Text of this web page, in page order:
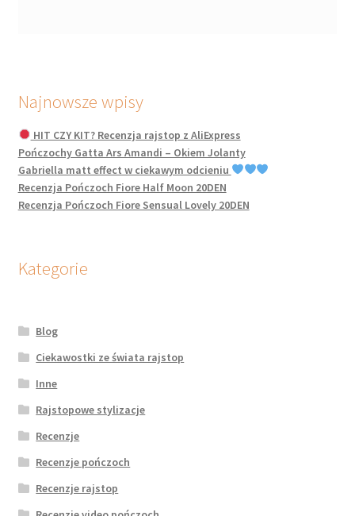
Najnowsze wpisy
HIT CZY KIT? Recenzja rajstop z AliExpress
Pończochy Gatta Ars Amandi – Okiem Jolanty
Gabriella matt effect w ciekawym odcieniu
Recenzja Pończoch Fiore Half Moon 20DEN
Recenzja Pończoch Fiore Sensual Lovely 20DEN
Kategorie
Blog
Ciekawostki ze świata rajstop
Inne
Rajstopowe stylizacje
Recenzje
Recenzje pończoch
Recenzje rajstop